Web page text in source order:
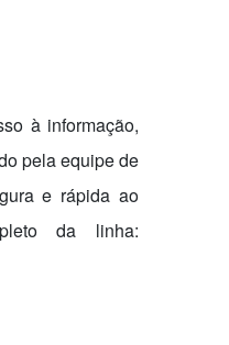
à informação,
pela equipe de
e rápida ao
da linha: